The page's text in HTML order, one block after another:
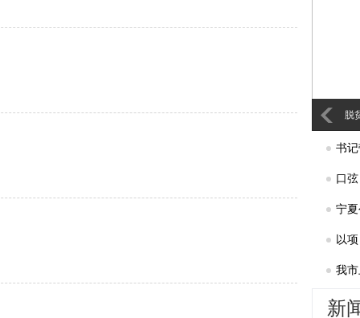
首批76个宁夏特色旅游村镇名单公布！ 脱
书
口
宁
适飞
以
我
新